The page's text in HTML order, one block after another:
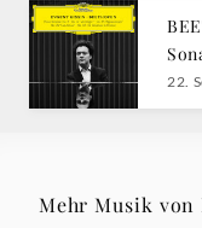
22.
Mehr Musik von